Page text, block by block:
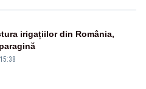
irigațiilor din România,